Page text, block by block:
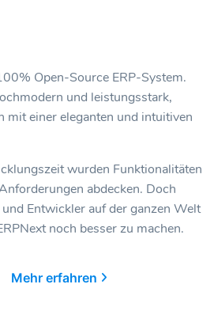
Open-Source ERP-System.
und leistungsstark,
mit einer eleganten und intuitiven
wurden Funktionalitäten
abdecken. Doch
Entwickler auf der ganzen Welt
noch besser zu machen.
Mehr erfahren